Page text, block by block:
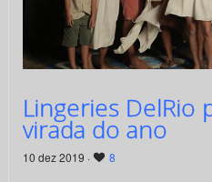
Lingeries DelRio
virada do ano
10 dez 2019 · 8